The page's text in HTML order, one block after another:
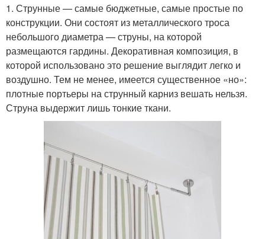
1. Струнные — самые бюджетные, самые простые по
конструкции. Они состоят из металлического троса
небольшого диаметра — струны, на которой
размещаются гардины. Декоративная композиция, в
которой использовано это решение выглядит легко и
воздушно. Тем не менее, имеется существенное «но»:
плотные портьеры на струнный карниз вешать нельзя.
Струна выдержит лишь тонкие ткани.